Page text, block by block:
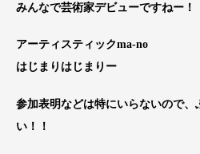
みんなで芸術家デビューですねー！
アーティスティックma-no
はじまりはじまりー
参加表明などは特にいらないので、
い！！